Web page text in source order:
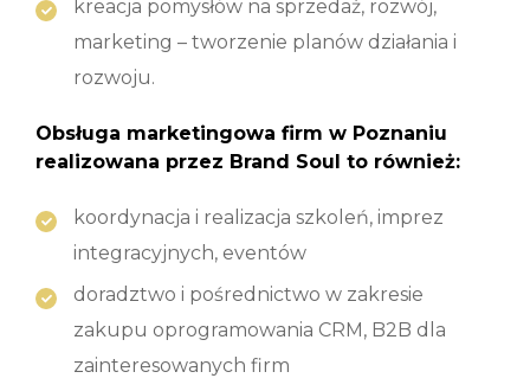
kreacja pomysłów na sprzedaż, rozwój,
marketing – tworzenie planów działania i
rozwoju.
Obsługa marketingowa firm w Poznaniu
realizowana przez Brand Soul to również:
koordynacja i realizacja szkoleń, imprez
integracyjnych, eventów
doradztwo i pośrednictwo w zakresie
zakupu oprogramowania CRM, B2B dla
zainteresowanych firm